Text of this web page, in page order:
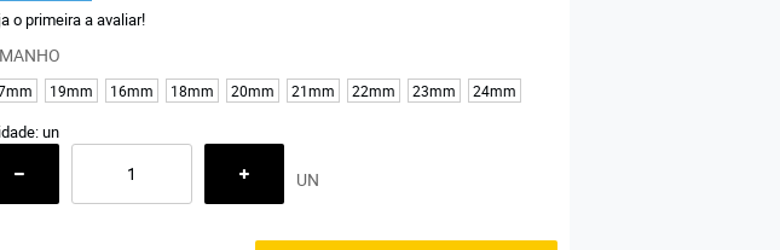
o primeira a avaliar!
19mm 16mm 18mm 20mm 21mm 22mm 23mm 24mm
un
UN